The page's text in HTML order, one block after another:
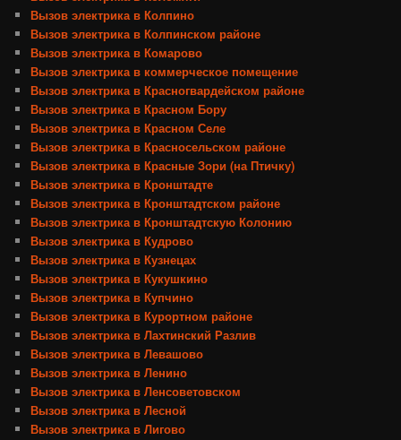
Вызов электрика в Колпино
Вызов электрика в Колпинском районе
Вызов электрика в Комарово
Вызов электрика в коммерческое помещение
Вызов электрика в Красногвардейском районе
Вызов электрика в Красном Бору
Вызов электрика в Красном Селе
Вызов электрика в Красносельском районе
Вызов электрика в Красные Зори (на Птичку)
Вызов электрика в Кронштадте
Вызов электрика в Кронштадтском районе
Вызов электрика в Кронштадтскую Колонию
Вызов электрика в Кудрово
Вызов электрика в Кузнецах
Вызов электрика в Кукушкино
Вызов электрика в Купчино
Вызов электрика в Курортном районе
Вызов электрика в Лахтинский Разлив
Вызов электрика в Левашово
Вызов электрика в Ленино
Вызов электрика в Ленсоветовском
Вызов электрика в Лесной
Вызов электрика в Лигово